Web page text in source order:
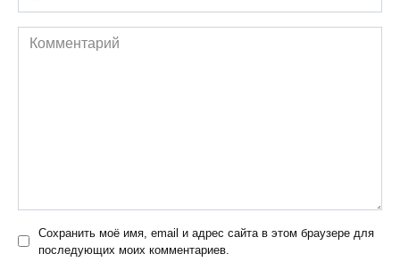
*
Комментарий
Сохранить моё имя, email и адрес сайта в этом браузере для
последующих моих комментариев.